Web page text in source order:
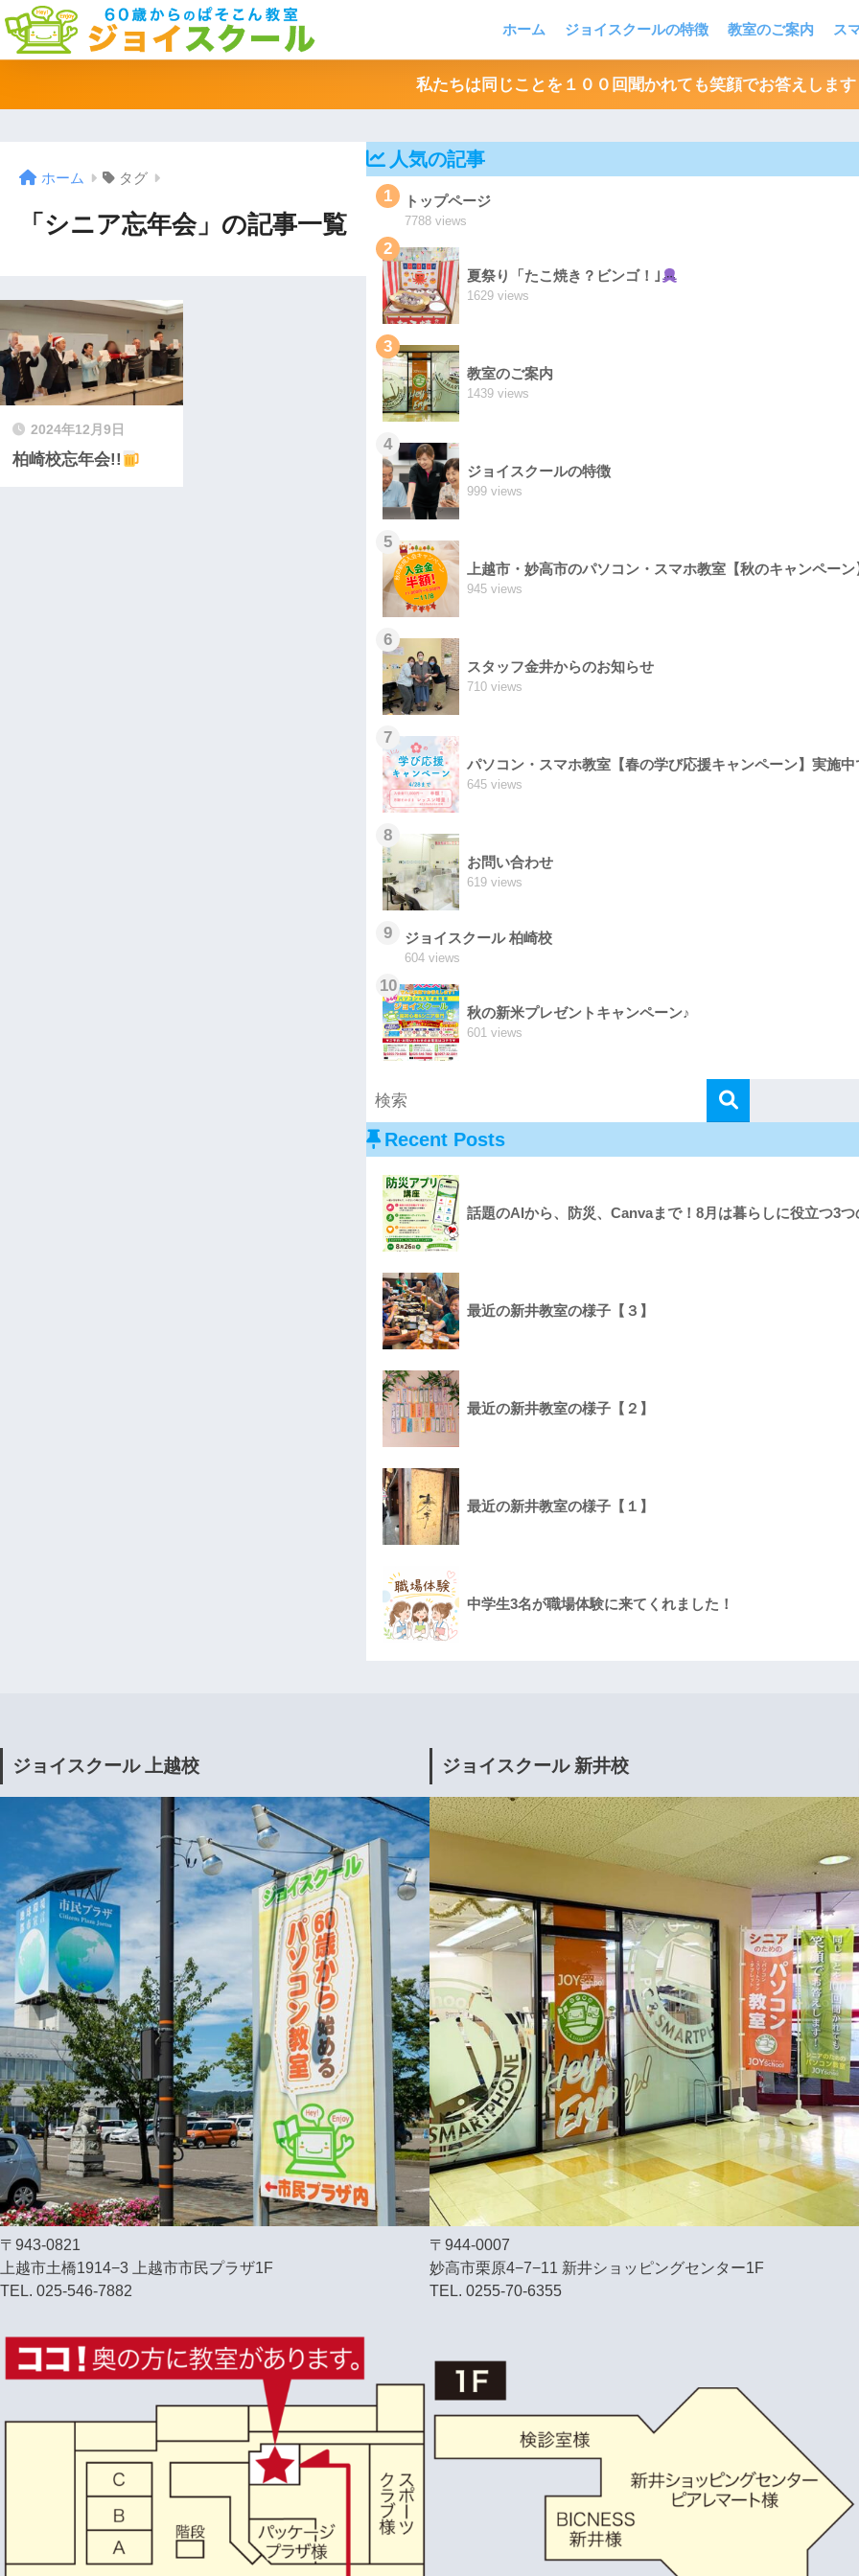
ホーム ジョイスクールの特徴 教室のご案内 ス
私たちは同じことを１００回聞かれても笑顔でお答えします
ホーム タグ
「シニア忘年会」の記事一覧
2024年12月9日
柏崎校忘年会!!
人気の記事
1 トップページ
7788 views
2
夏祭り「たこ焼き？ビンゴ！｣
1629 views
3
教室のご案内
1439 views
4
ジョイスクールの特徴
999 views
5
上越市・妙高市のパソコン・スマホ教室【秋のキャンペーン
945 views
6
スタッフ金井からのお知らせ
710 views
7
パソコン・スマホ教室【春の学び応援キャンペーン】実施中
645 views
8
お問い合わせ
619 views
9 ジョイスクール 柏崎校
604 views
10
秋の新米プレゼントキャンペーン♪
601 views
Recent Posts
話題のAIから、防災、Canvaまで！8月は暮らしに役立つ3
最近の新井教室の様子【３】
最近の新井教室の様子【２】
最近の新井教室の様子【１】
中学生3名が職場体験に来てくれました！
ジョイスクール 上越校
〒943-0821
上越市土橋1914−3 上越市市民プラザ1F
TEL. 025-546-7882
ジョイスクール 新井校
〒944-0007
妙高市栗原4−7−11 新井ショッピングセンター1F
TEL. 0255-70-6355